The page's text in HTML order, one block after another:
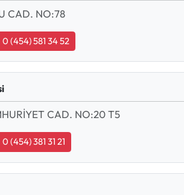
CAD. NO:78
0 (454) 581 34 52
CAD. NO:20 T5
0 (454) 381 31 21